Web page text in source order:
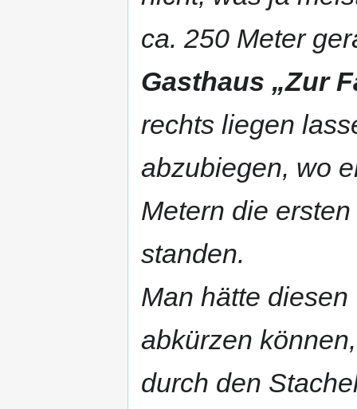
ca. 250 Meter
Gasthaus „Zur
rechts liegen
abzubiegen, wo
Metern die
standen.
Man hätte
abkürzen
durch den